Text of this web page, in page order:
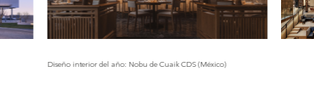
Diseño interior del año: Nobu de Cuaik CDS (México)